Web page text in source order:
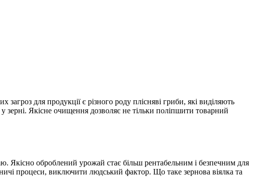
для продукції є різного роду плісняві гриби, які виділяють
Якісне очищення дозволяє не тільки поліпшити товарний
Якісно оброблений урожай стає більш рентабельним і безпечним для
процеси, виключити людський фактор. Що таке зернова віялка та